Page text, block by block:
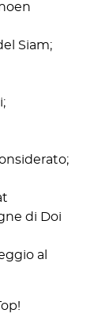
Siam;
di Doi
al